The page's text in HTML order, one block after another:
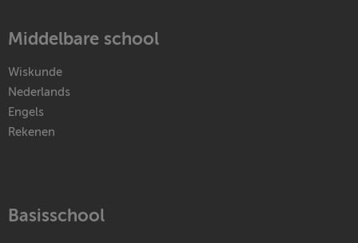
Middelbare school
Wiskunde
Nederlands
Engels
Rekenen
Basisschool